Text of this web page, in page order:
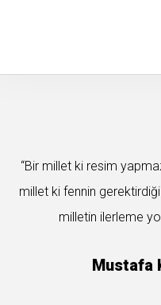
“Bir millet ki resim
millet ki fennin
milletin ilerleme
Mustafa